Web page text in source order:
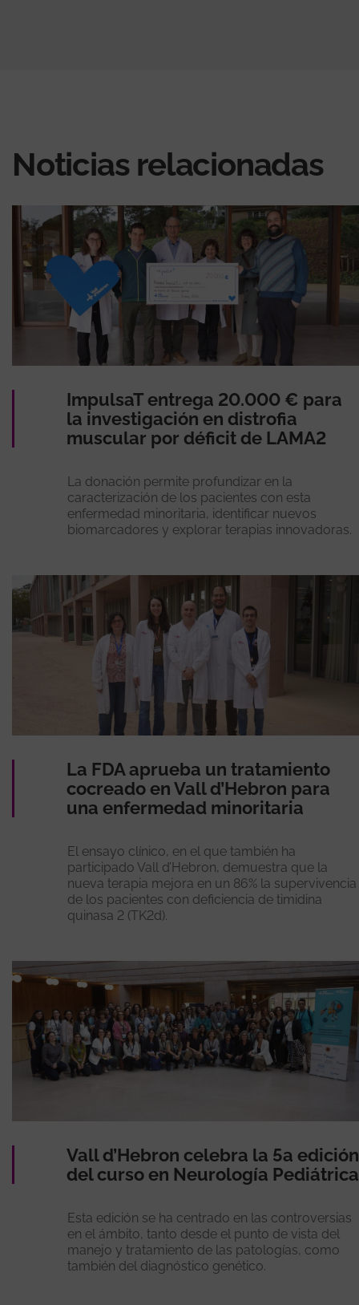
Noticias relacionadas
ImpulsaT entrega 20.000 € para
la investigación en distrofia
muscular por déficit de LAMA2
La donación permite profundizar en la
caracterización de los pacientes con esta
enfermedad minoritaria, identificar nuevos
biomarcadores y explorar terapias innovadoras.
La FDA aprueba un tratamiento
cocreado en Vall d’Hebron para
una enfermedad minoritaria
El ensayo clínico, en el que también ha
participado Vall d’Hebron, demuestra que la
nueva terapia mejora en un 86% la supervivencia
de los pacientes con deficiencia de timidina
quinasa 2 (TK2d).
Vall d’Hebron celebra la 5a edición
del curso en Neurología Pediátrica
Esta edición se ha centrado en las controversias
en el ámbito, tanto desde el punto de vista del
manejo y tratamiento de las patologías, como
también del diagnóstico genético.